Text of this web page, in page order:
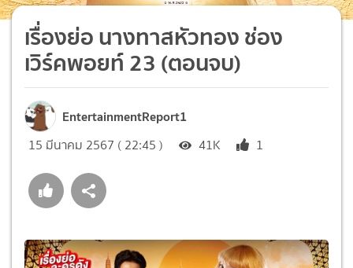
เรื่องย่อ นางทาสหัวทอง ช่อง
เวิร์คพอยท์ 23 (ตอนจบ)
EntertainmentReport1
15 มีนาคม 2567 ( 22:45 ) 41K 1